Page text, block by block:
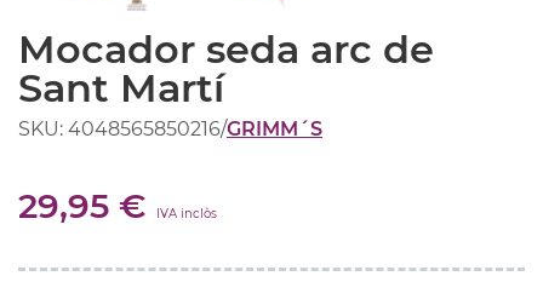
Mocador seda arc de
Sant Martí
SKU: 4048565850216/GRIMM´S
29,95 € IVA inclòs